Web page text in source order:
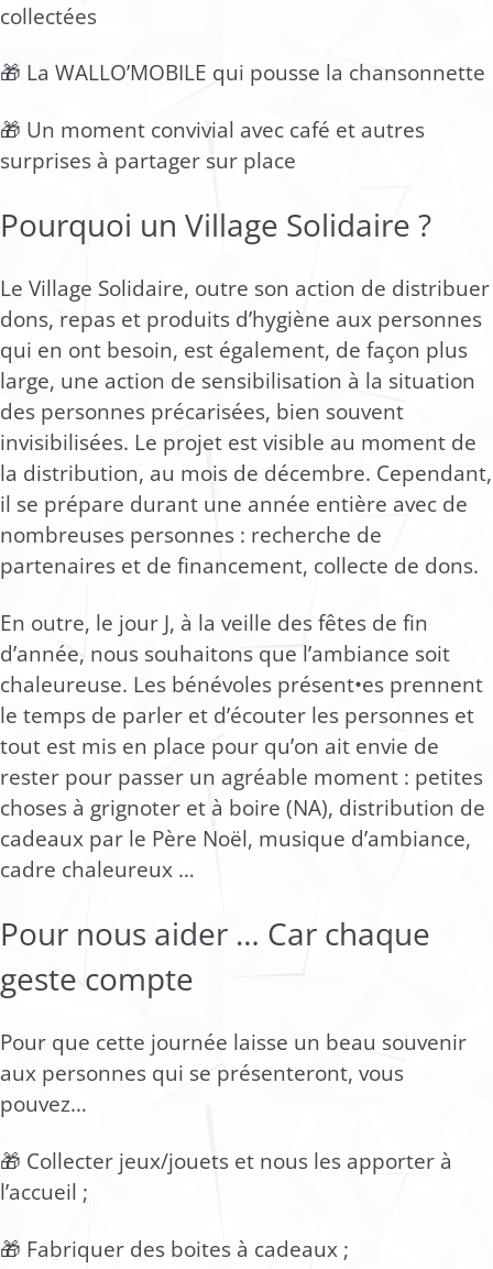
collectées
🎁 La WALLO’MOBILE qui pousse la chansonnette
🎁 Un moment convivial avec café et autres
surprises à partager sur place
Pourquoi un Village Solidaire ?
Le Village Solidaire, outre son action de distribuer
dons, repas et produits d’hygiène aux personnes
qui en ont besoin, est également, de façon plus
large, une action de sensibilisation à la situation
des personnes précarisées, bien souvent
invisibilisées. Le projet est visible au moment de
la distribution, au mois de décembre. Cependant,
il se prépare durant une année entière avec de
nombreuses personnes : recherche de
partenaires et de financement, collecte de dons.
En outre, le jour J, à la veille des fêtes de fin
d’année, nous souhaitons que l’ambiance soit
chaleureuse. Les bénévoles présent•es prennent
le temps de parler et d’écouter les personnes et
tout est mis en place pour qu’on ait envie de
rester pour passer un agréable moment : petites
choses à grignoter et à boire (NA), distribution de
cadeaux par le Père Noël, musique d’ambiance,
cadre chaleureux …
Pour nous aider … Car chaque
geste compte
Pour que cette journée laisse un beau souvenir
aux personnes qui se présenteront, vous
pouvez…
🎁 Collecter jeux/jouets et nous les apporter à
l’accueil ;
🎁 Fabriquer des boites à cadeaux ;